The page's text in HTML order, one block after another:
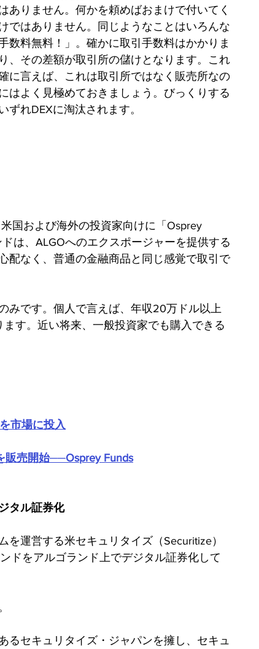
ありません。何かを頼めばおまけで付いてく
ではありません。同じようなことはいろんな
数料無料！」。確かに取引手数料はかかりま
、その差額が取引所の儲けとなります。これ
に言えば、これは取引所ではなく販売所なの
はよく見極めておきましょう。びっくりする
ずれDEXに淘汰されます。
国および海外の投資家向けに「Osprey
は、ALGOへのエクスポージャーを提供する
配なく、普通の金融商品と同じ感覚で取引で
みです。個人で言えば、年収20万ドル以上
す。近い将来、一般投資家でも購入できる
市場に投入
販売開始──Osprey Funds
タル証券化
運営する米セキュリタイズ（Securitize）
ドをアルゴランド上でデジタル証券化して
るセキュリタイズ・ジャパンを擁し、セキュ